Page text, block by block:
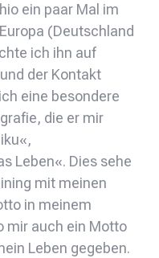
ein paar Mal im
(Deutschland
ich ihn auf
der Kontakt
eine besondere
die er mir
Leben«. Dies sehe
mit meinen
in meinem
mir auch ein Motto
Leben gegeben.